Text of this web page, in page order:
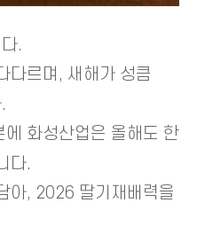
.
다르며, 새해가 성큼
화성산업은 올해도 한
다.
아, 2026 딸기재배력을